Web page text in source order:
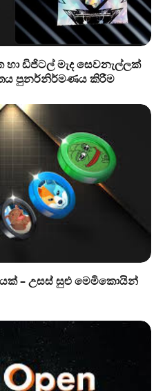
ඩිජිටල් මැද සෙවනැල්ලක්
පුනර්නිර්මණය කිරීම
– උසස් සුළු මෙමිකොයින්